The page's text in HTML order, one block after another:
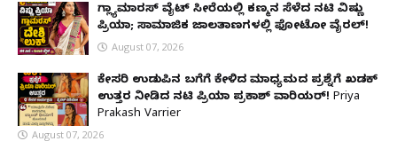
ಗ್ಲ್ಯಾಮಾರಸ್ ವೈಟ್‌ ಸೀರೆಯಲ್ಲಿ ಕಣ್ಮನ ಸೆಳೆದ ನಟಿ ವಿಷ್ಣು
ಪ್ರಿಯಾ; ಸಾಮಾಜಿಕ ಜಾಲತಾಣಗಳಲ್ಲಿ ಫೋಟೋ ವೈರಲ್!
August 07, 2026
ಕೇಸರಿ ಉಡುಪಿನ ಬಗೆಗೆ ಕೇಳಿದ ಮಾಧ್ಯಮದ ಪ್ರಶ್ನೆಗೆ ಖಡಕ್
ಉತ್ತರ ನೀಡಿದ ನಟಿ ಪ್ರಿಯಾ ಪ್ರಕಾಶ್ ವಾರಿಯರ್! Priya
Prakash Varrier
August 07, 2026